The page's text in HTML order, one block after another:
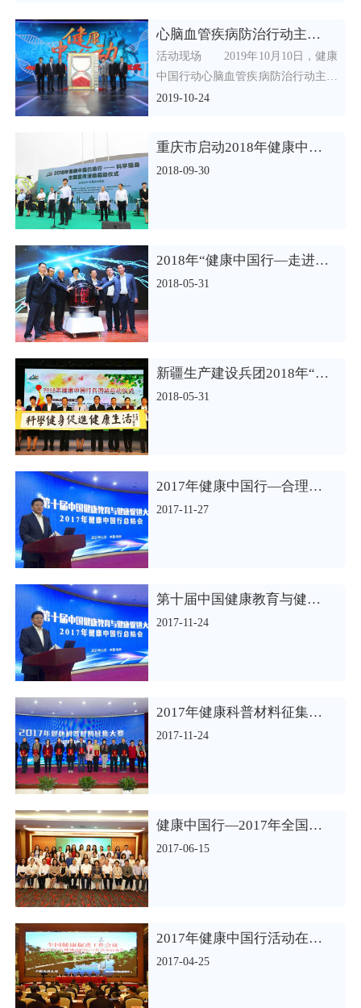
心脑血管疾病防治行动主题推进活动举行
活动现场 2019年10月10日，健康
中国行动心脑血管疾病防治行动主题
推进活动在北京电视台“我是大医生
2019-10-24
重庆市启动2018年健康中国巴渝行——科学健身主题宣传活动
2018-09-30
2018年“健康中国行—走进新疆”科学健身主题宣传活动启动
2018-05-31
新疆生产建设兵团2018年“健康中国行—科学健身”主题宣传活动启动
2018-05-31
2017年健康中国行—合理膳食宣传教育活动圆满结束
2017-11-27
第十届中国健康教育与健康促进大会暨2017年健康中国行总结会举行
2017-11-24
2017年健康科普材料征集大赛及健康中国行优秀作品颁奖活动举行
2017-11-24
健康中国行—2017年全国营养科普演讲大赛在京举行
2017-06-15
2017年健康中国行活动在山东正式启动
2017-04-25